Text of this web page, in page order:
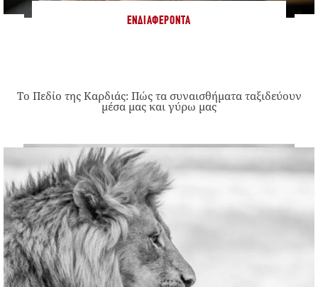
ΕΝΔΙΑΦΈΡΟΝΤΑ
Το Πεδίο της Καρδιάς: Πώς τα συναισθήματα ταξιδεύουν
μέσα μας και γύρω μας